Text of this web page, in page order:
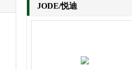
JODE/悦迪